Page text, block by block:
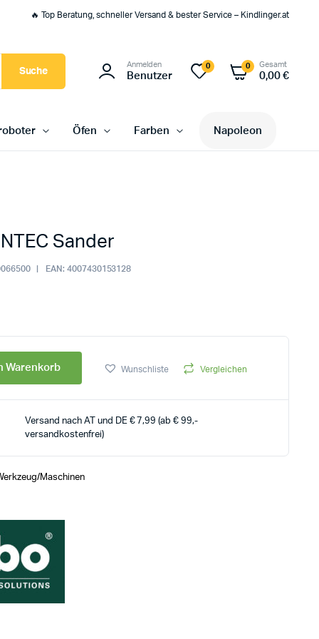
🔥 Top Beratung, schneller Versand & bester Service – Kindlinger.at
Suche
Anmelden
Benutzer
0 0 Gesamt
0,00€
Öfen Farben Napoleon
Sander
EAN: 4007430153128
Warenkorb Wunschliste Vergleichen
Versand nach AT und DE € 7,99 (ab € 99,-
versandkostenfrei)
Maschinen